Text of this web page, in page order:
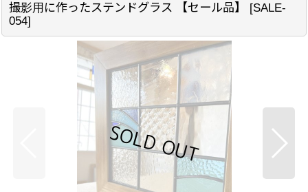
撮影用に作ったステンドグラス 【セール品】 [SALE-
054]